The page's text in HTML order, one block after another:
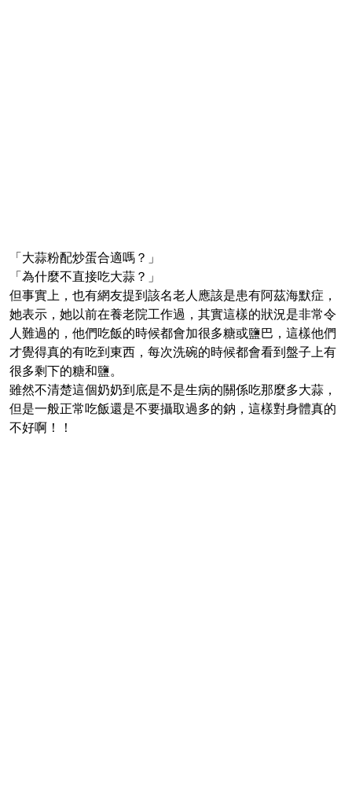
「大蒜粉配炒蛋合適嗎？」
「為什麼不直接吃大蒜？」
但事實上，也有網友提到該名老人應該是患有阿茲海默症，
她表示，她以前在養老院工作過，其實這樣的狀況是非常令
人難過的，他們吃飯的時候都會加很多糖或鹽巴，這樣他們
才覺得真的有吃到東西，每次洗碗的時候都會看到盤子上有
很多剩下的糖和鹽。
雖然不清楚這個奶奶到底是不是生病的關係吃那麼多大蒜，
但是一般正常吃飯還是不要攝取過多的鈉，這樣對身體真的
不好啊！！